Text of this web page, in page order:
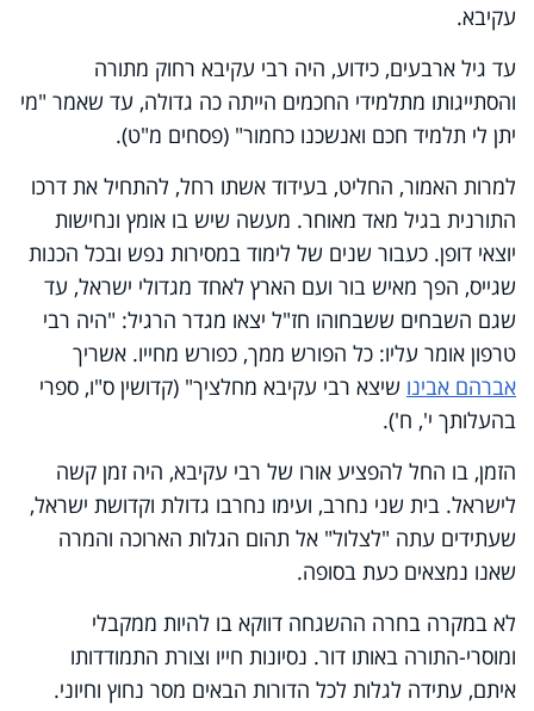
עקיבא.
עד גיל ארבעים, כידוע, היה רבי עקיבא רחוק מתורה
והסתייגותו מתלמידי החכמים הייתה כה גדולה, עד שאמר "מי
יתן לי תלמיד חכם ואנשכנו כחמור" (פסחים מ"ט).
למרות האמור, החליט, בעידוד אשתו רחל, להתחיל את דרכו
התורנית בגיל מאד מאוחר. מעשה שיש בו אומץ ונחישות
יוצאי דופן. כעבור שנים של לימוד במסירות נפש ובכל הכנות
שגייס, הפך מאיש בור ועם הארץ לאחד מגדולי ישראל, עד
שגם השבחים ששבחוהו חז"ל יצאו מגדר הרגיל: "היה רבי
טרפון אומר עליו: כל הפורש ממך, כפורש מחייו. אשריך
אברהם אבינו שיצא רבי עקיבא מחלציך" (קדושין ס"ו, ספרי
בהעלותך י', ח').
הזמן, בו החל להפציע אורו של רבי עקיבא, היה זמן קשה
לישראל. בית שני נחרב, ועימו נחרבו גדולת וקדושת ישראל,
שעתידים עתה "לצלול" אל תהום הגלות הארוכה והמרה
שאנו נמצאים כעת בסופה.
לא במקרה בחרה ההשגחה דווקא בו להיות ממקבלי
ומוסרי-התורה באותו דור. נסיונות חייו וצורת התמודדותו
איתם, עתידה לגלות לכל הדורות הבאים מסר נחוץ וחיוני.